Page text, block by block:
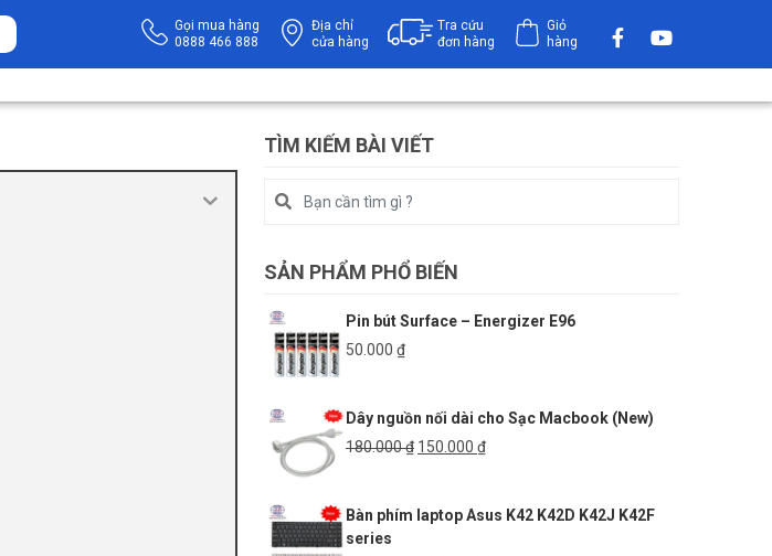
Gọi mua hàng
0888 466 888
Địa chỉ
cửa hàng
Tra cứu
đơn hàng
Giỏ
hàng
TÌM KIẾM BÀI VIẾT
SẢN PHẨM PHỔ BIẾN
Pin bút Surface – Energizer E96
50.000 ₫
Dây nguồn nối dài cho Sạc Macbook (New)
180.000₫ Giá
180.000 ₫.
150.000 ₫Giá
là:
Bàn phím laptop Asus K42 K42D K42J K42F
series